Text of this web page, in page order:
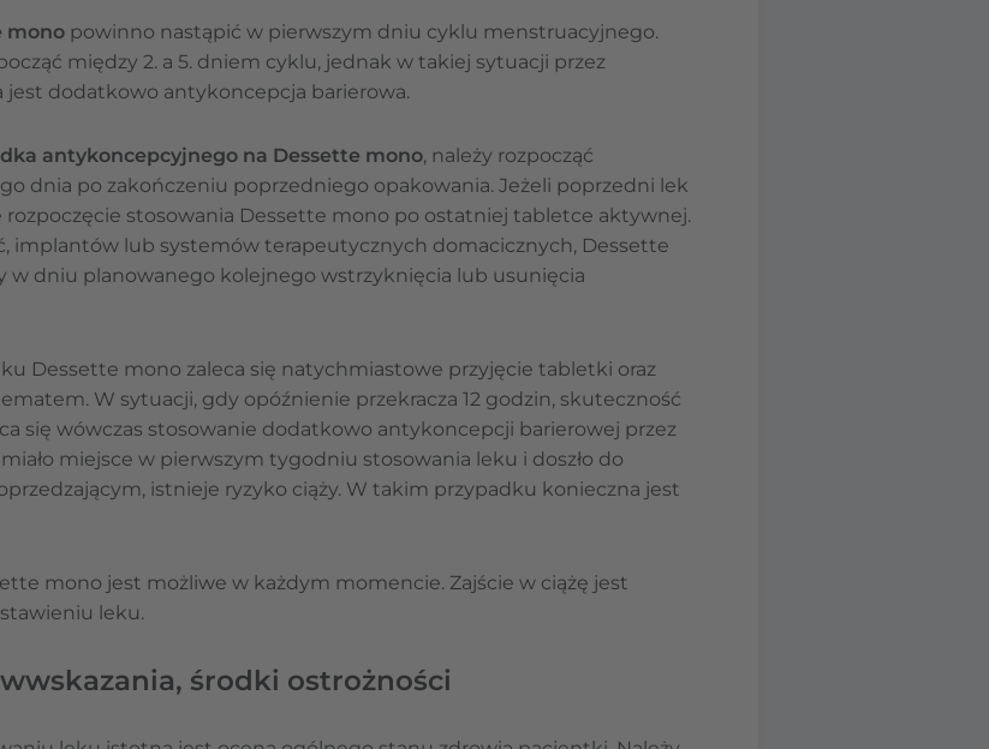
mono powinno nastąpić w pierwszym dniu cyklu menstruacyjnego.
między 2. a 5. dniem cyklu, jednak w takiej sytuacji przez
dodatkowo antykoncepcja barierowa.
antykoncepcyjnego na Dessette mono, należy rozpocząć
dnia po zakończeniu poprzedniego opakowania. Jeżeli poprzedni lek
rozpoczęcie stosowania Dessette mono po ostatniej tabletce aktywnej.
implantów lub systemów terapeutycznych domacicznych, Dessette
w dniu planowanego kolejnego wstrzyknięcia lub usunięcia
Dessette mono zaleca się natychmiastowe przyjęcie tabletki oraz
W sytuacji, gdy opóźnienie przekracza 12 godzin, skuteczność
się wówczas stosowanie dodatkowo antykoncepcji barierowej przez
miejsce w pierwszym tygodniu stosowania leku i doszło do
istnieje ryzyko ciąży. W takim przypadku konieczna jest
mono jest możliwe w każdym momencie. Zajście w ciążę jest
leku.
środki ostrożności